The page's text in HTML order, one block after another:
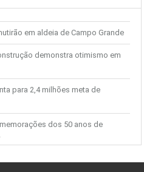
em aldeia de Campo Grande
demonstra otimismo em
para 2,4 milhões meta de
dos 50 anos de